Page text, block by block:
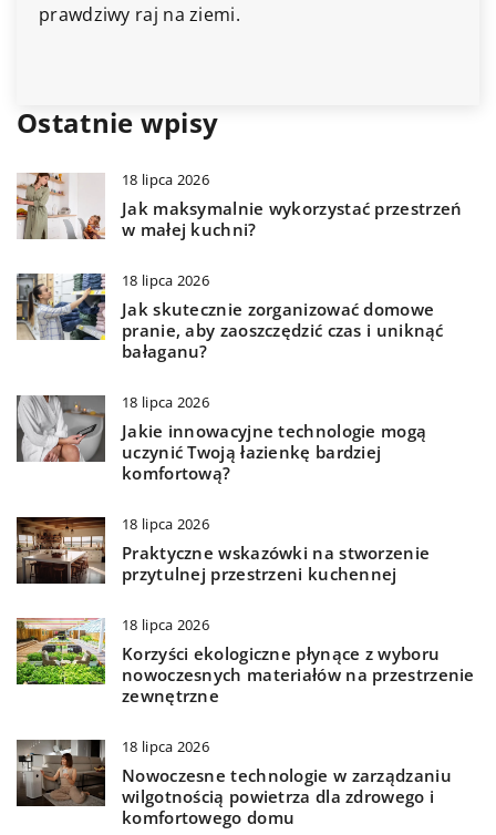
ziemi.
Ostatnie wpisy
18 lipca 2026
Jak maksymalnie wykorzystać przestrzeń
w małej kuchni?
18 lipca 2026
Jak skutecznie zorganizować domowe
pranie, aby zaoszczędzić czas i uniknąć
bałaganu?
18 lipca 2026
Jakie innowacyjne technologie mogą
uczynić Twoją łazienkę bardziej
komfortową?
18 lipca 2026
Praktyczne wskazówki na stworzenie
przytulnej przestrzeni kuchennej
18 lipca 2026
Korzyści ekologiczne płynące z wyboru
nowoczesnych materiałów na przestrzenie
zewnętrzne
18 lipca 2026
Nowoczesne technologie w zarządzaniu
wilgotnością powietrza dla zdrowego i
komfortowego domu